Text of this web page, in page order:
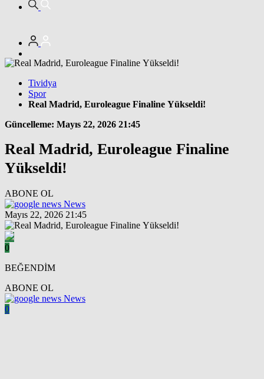
Tividya
Spor
Real Madrid, Euroleague Finaline Yükseldi!
Güncelleme: Mayıs 22, 2026 21:45
Real Madrid, Euroleague Finaline
Yükseldi!
ABONE OL
News
Mayıs 22, 2026 21:45
0
BEĞENDİM
ABONE OL
News
0